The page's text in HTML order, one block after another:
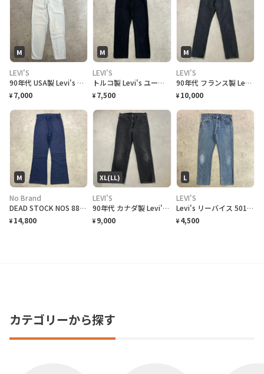
M
LEVI'S
90年代 USA製 Levi's リーバイス 550 テーパード ワイドデニムパンツ メンズW32 古着 90s ヴィンテージ VINTAGE アメカジ アイスブルー
¥ 7,000
M
LEVI'S
トルコ製 Levi's ユーロリーバイス 501 ブラックデニムパンツ メンズW32相当 古着 アメカジ ジーンズ 黒
¥ 7,500
M
LEVI'S
90年代 フランス製 Levi's ユーロリーバイス 501 ブラックデニムパンツ ストレート メンズW29 レディース 古着 90s 1996 ビンテージ ヴィンテージ フェードブラック 黒 後染め
¥ 10,000
M
No Brand
DEAD STOCK NOS 88年納品 U.S.NAVY 米軍実品 デニムセーラーパンツ メンズW32 古着 80年代 80s VINTAGE ヴィンテージ フレアパンツ ベルボトム デッドストック ダークネイビー 紺色
¥ 14,800
XL(LL)
LEVI'S
90年代 カナダ製 Levi's リーバイス 516 ブラックデニムパンツ ストレート メンズW36 古着 90s ヴィンテージ VINTAGE 後染め グレーデニム フェードブラック 黒
¥ 9,000
L
LEVI'S
Levi's リーバイス 501 ストレート デニムパンツ メンズW33相当 古着 アメカジ 青色
¥ 4,500
カテゴリーから探す